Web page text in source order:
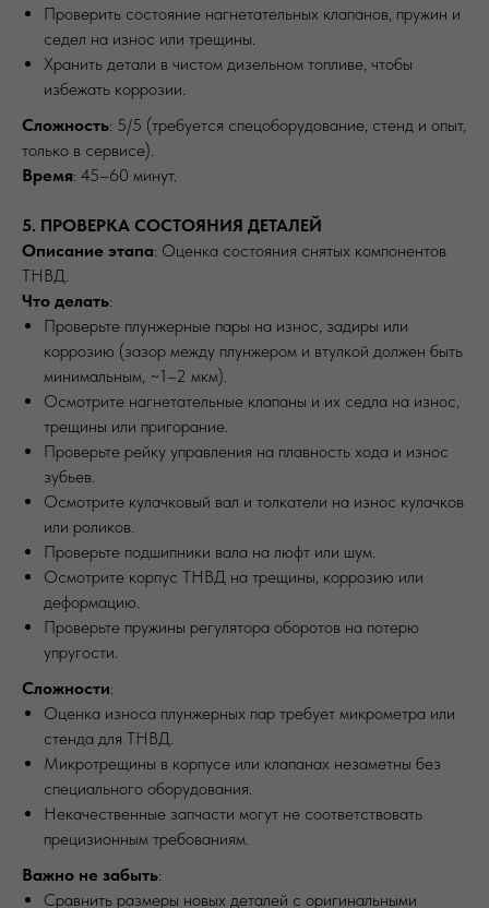
Проверить состояние нагнетательных клапанов, пружин и
седел на износ или трещины.
Хранить детали в чистом дизельном топливе, чтобы
избежать коррозии.
Сложность: 5/5 (требуется спецоборудование, стенд и опыт,
только в сервисе).
Время: 45–60 минут.
5. ПРОВЕРКА СОСТОЯНИЯ ДЕТАЛЕЙ
Описание этапа: Оценка состояния снятых компонентов
ТНВД.
Что делать:
Проверьте плунжерные пары на износ, задиры или
коррозию (зазор между плунжером и втулкой должен быть
минимальным, ~1–2 мкм).
Осмотрите нагнетательные клапаны и их седла на износ,
трещины или пригорание.
Проверьте рейку управления на плавность хода и износ
зубьев.
Осмотрите кулачковый вал и толкатели на износ кулачков
или роликов.
Проверьте подшипники вала на люфт или шум.
Осмотрите корпус ТНВД на трещины, коррозию или
деформацию.
Проверьте пружины регулятора оборотов на потерю
упругости.
Сложности:
Оценка износа плунжерных пар требует микрометра или
стенда для ТНВД.
Микротрещины в корпусе или клапанах незаметны без
специального оборудования.
Некачественные запчасти могут не соответствовать
прецизионным требованиям.
Важно не забыть:
Сравнить размеры новых деталей с оригинальными